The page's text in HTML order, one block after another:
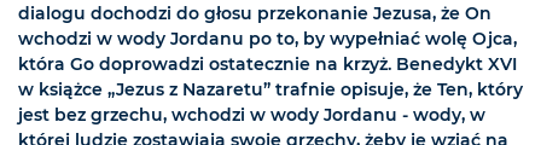
dialogu dochodzi do głosu przekonanie Jezusa, że On
wchodzi w wody Jordanu po to, by wypełniać wolę Ojca,
która Go doprowadzi ostatecznie na krzyż. Benedykt XVI
w książce „Jezus z Nazaretu” trafnie opisuje, że Ten, który
jest bez grzechu, wchodzi w wody Jordanu - wody, w
której ludzie zostawiają swoje grzechy, żeby je wziąć na